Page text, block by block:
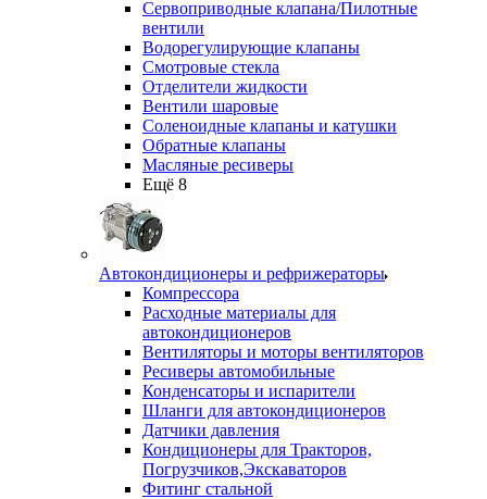
Сервоприводные клапана/Пилотные
вентили
Водорегулирующие клапаны
Смотровые стекла
Отделители жидкости
Вентили шаровые
Соленоидные клапаны и катушки
Обратные клапаны
Масляные ресиверы
Ещё 8
Автокондиционеры и рефрижераторы
Компрессора
Расходные материалы для
автокондиционеров
Вентиляторы и моторы вентиляторов
Ресиверы автомобильные
Конденсаторы и испарители
Шланги для автокондиционеров
Датчики давления
Кондиционеры для Тракторов,
Погрузчиков,Экскаваторов
Фитинг стальной